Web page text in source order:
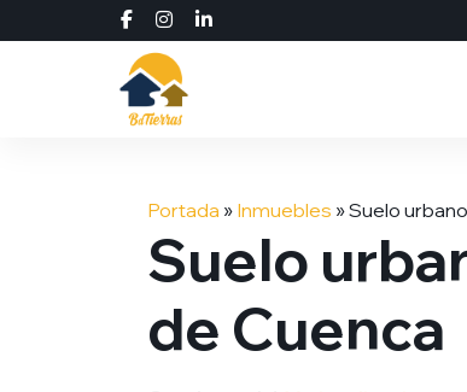
Portada » Inmuebles »Suelo
Suelo
de Cuenca